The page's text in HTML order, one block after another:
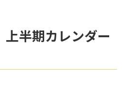
半期カレンダー